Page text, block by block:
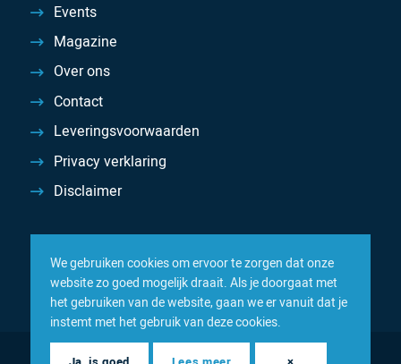
Events
Magazine
Over ons
Contact
Leveringsvoorwaarden
Privacy verklaring
Disclaimer
© 2026 Inacom — Sterk in spareparts, consumables en
We gebruiken cookies om ervoor te zorgen dat onze
website zo goed mogelijk draait. Als je doorgaat met
het gebruiken van de website, gaan we er vanuit dat je
instemt met het gebruik van deze cookies.